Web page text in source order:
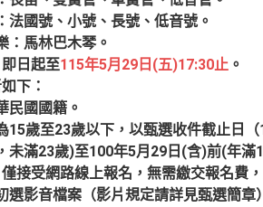
法國號、小號、長號、低音號。
：馬林巴木琴。
日起至115年5月29日(五)17:30止 。
下：
民國國籍。
15歲至23歲以下，以甄選收件截止日
未滿23歲)至100年5月29日(含)前(年滿
接受網路線上報名，無需繳交報名費，
選影音檔案（影片規定請詳見甄選簡章